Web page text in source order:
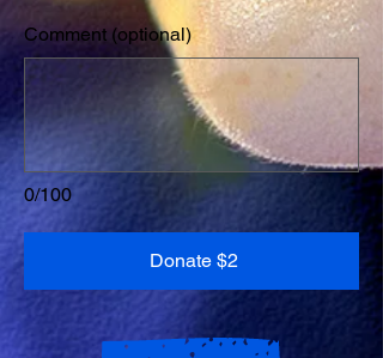
0/100
Comment (optional)
Donate $2